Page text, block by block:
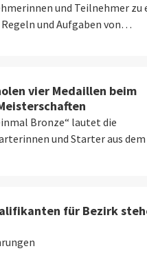
und Teilnehmer zu
und Aufgaben von…
vier Medaillen beim
Bronze“ lautet die
und Starter aus
für Bezirk